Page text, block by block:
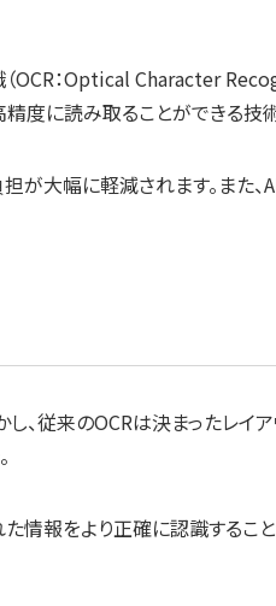
OCR：Optical Character
度に読み取ることができる技
が大幅に軽減されます。また
、従来のOCRは決まったレイ
報をより正確に認識するこ